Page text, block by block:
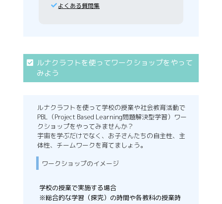
よくある質問集
ルナクラフトを使ってワークショップをやって
みよう
ルナクラフトを使って学校の授業や社会教育活動で
PBL（Project Based Learning問題解決型学習）ワー
クショップをやってみませんか？
宇宙を学ぶだけでなく、お子さんたちの自主性、主
体性、チームワークを育てましょう。
ワークショップのイメージ
学校の授業で実施する場合
※総合的な学習（探究）の時間や各教科の授業時